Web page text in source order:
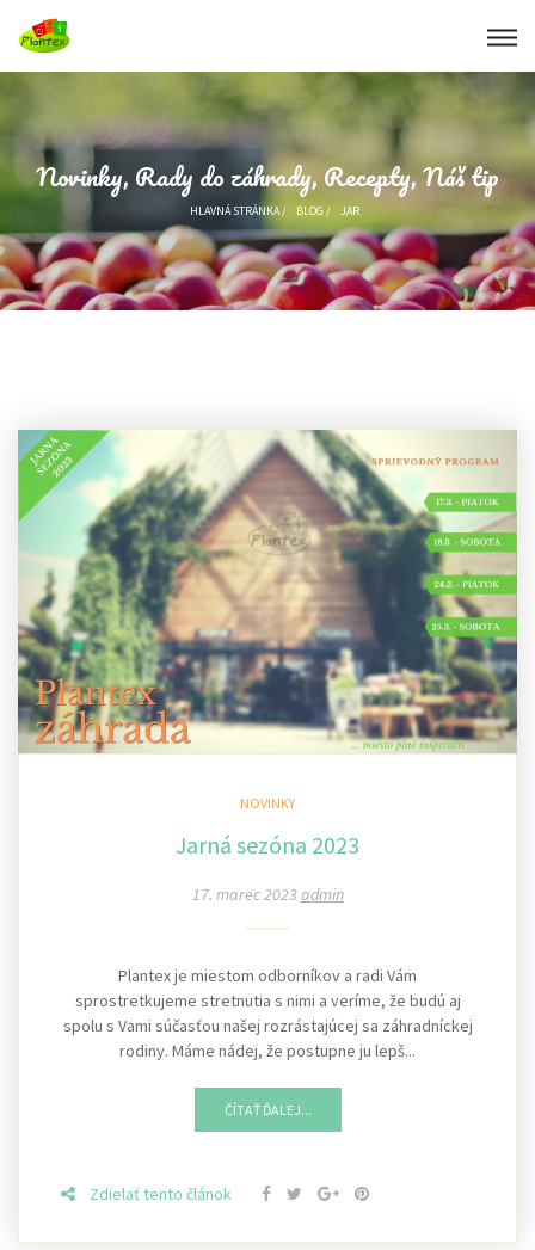
Novinky, Rady do záhrady, Recepty, Náš tip
HLAVNÁ STRÁNKA/ BLOG / JAR
NOVINKY
Jarná sezóna 2023
17. marec 2023admin
Plantex je miestom odborníkov a radi Vám
sprostretkujeme stretnutia s nimi a veríme, že budú aj
spolu s Vami súčasťou našej rozrástajúcej sa záhradníckej
rodiny. Máme nádej, že postupne ju lepš...
ČÍTAŤ ĎALEJ...
Zdielať tento článok